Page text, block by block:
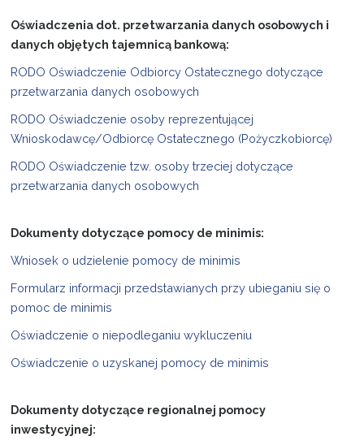
Oświadczenia dot. przetwarzania danych osobowych i
danych objętych tajemnicą bankową:
RODO Oświadczenie Odbiorcy Ostatecznego dotyczące
przetwarzania danych osobowych
RODO Oświadczenie osoby reprezentującej
Wnioskodawcę/Odbiorcę Ostatecznego (Pożyczkobiorcę)
RODO Oświadczenie tzw. osoby trzeciej dotyczące
przetwarzania danych osobowych
Dokumenty dotyczące pomocy de minimis:
Wniosek o udzielenie pomocy de minimis
Formularz informacji przedstawianych przy ubieganiu się o
pomoc de minimis
Oświadczenie o niepodleganiu wykluczeniu
Oświadczenie o uzyskanej pomocy de minimis
Dokumenty dotyczące regionalnej pomocy
inwestycyjnej: